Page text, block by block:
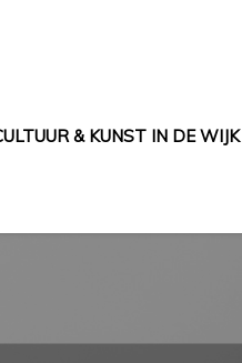
& KUNST IN DE WIJK